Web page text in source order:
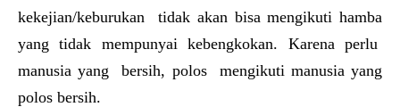
kekejian/keburukan tidak akan bisa mengikuti hamba
yang tidak mempunyai kebengkokan. Karena perlu
manusia yang bersih, polos mengikuti manusia yang
polos bersih.